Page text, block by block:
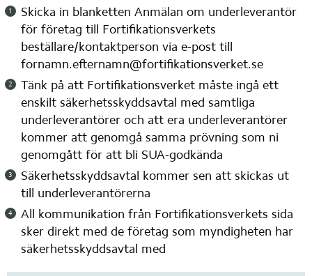
Skicka in blanketten Anmälan om underleverantör
för företag till Fortifikationsverkets
beställare/kontaktperson via e-post till
fornamn.efternamn@fortifikationsverket.se
Tänk på att Fortifikationsverket måste ingå ett
enskilt säkerhetsskyddsavtal med samtliga
underleverantörer och att era underleverantörer
kommer att genomgå samma prövning som ni
genomgått för att bli SUA-godkända
Säkerhetsskyddsavtal kommer sen att skickas ut
till underleverantörerna
All kommunikation från Fortifikationsverkets sida
sker direkt med de företag som myndigheten har
säkerhetsskyddsavtal med